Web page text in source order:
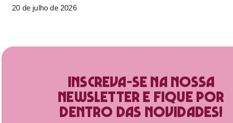
20 de julho de 2026
Inscreva-se na nossa
newsletter e fique por
dentro das novidades!​